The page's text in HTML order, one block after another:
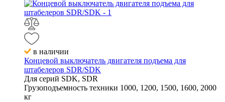
в наличии
Концевой выключатель двигателя подъема для
штабелеров SDR/SDK
Для серий SDK, SDR
Грузоподъемность техники 1000, 1200, 1500, 1600, 2000
кг